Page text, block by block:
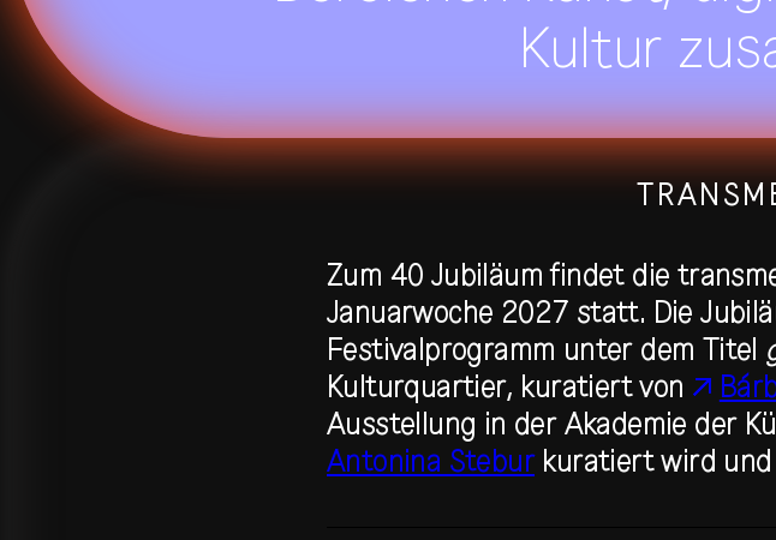
residency
studio calendar venue
contact network team
Kultur
Zum 40 Jubiläum findet die
Januarwoche 2027 statt. Die
Festivalprogramm unter dem Titel
Kulturquartier, kuratiert von
Ausstellung in der Akademie der
Antonina Steburkuratiert wird und